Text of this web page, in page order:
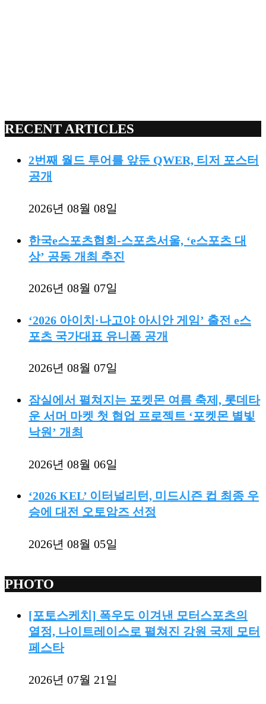
RECENT ARTICLES
2번째 월드 투어를 앞둔 QWER, 티저 포스터
공개
2026년 08월 08일
한국e스포츠협회-스포츠서울, ‘e스포츠 대
상’ 공동 개최 추진
2026년 08월 07일
‘2026 아이치·나고야 아시안 게임’ 출전 e스
포츠 국가대표 유니폼 공개
2026년 08월 07일
잠실에서 펼쳐지는 포켓몬 여름 축제, 롯데타
운 서머 마켓 첫 협업 프로젝트 ‘포켓몬 별빛
낙원’ 개최
2026년 08월 06일
‘2026 KEL’ 이터널리턴, 미드시즌 컵 최종 우
승에 대전 오토암즈 선정
2026년 08월 05일
PHOTO
[포토스케치] 폭우도 이겨낸 모터스포츠의
열정, 나이트레이스로 펼쳐진 강원 국제 모터
페스타
2026년 07월 21일